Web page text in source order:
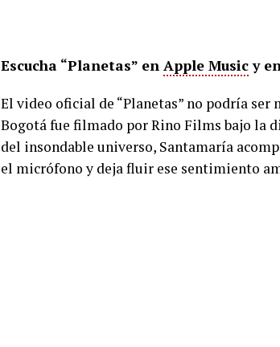
Escucha “Planetas” en Apple Musicy
El video oficial de “Planetas” no podría
Bogotá fue filmado por Rino Films bajo la
del insondable universo, Santamaría
el micrófono y deja fluir ese sentimiento